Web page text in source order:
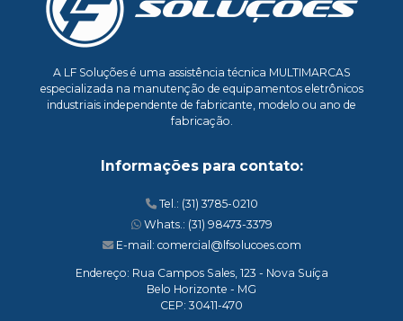
A LF Soluções é uma assistência técnica MULTIMARCAS
especializada na manutenção de equipamentos eletrônicos
industriais independente de fabricante, modelo ou ano de
fabricação.
Informações para contato:
Tel.: (31) 3785-0210
Whats.: (31) 98473-3379
E-mail: comercial@lfsolucoes.com
Endereço: Rua Campos Sales, 123 - Nova Suíça
Belo Horizonte - MG
CEP: 30411-470